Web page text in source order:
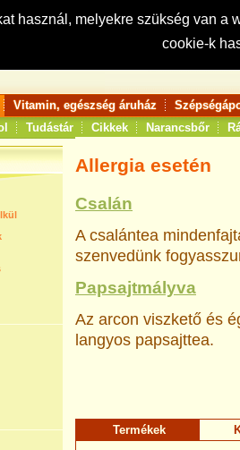
használ, melyekre szükség van
cookie-k
Keresés:
Vitamin, egészség áruház
Tudástár Cikkek Narancsbőr
Allergia esetén
Csalán
A csalántea
szenvedünk
Papsajtmályva
Az arcon viszkető és
langyos papsajttea.
Termékek